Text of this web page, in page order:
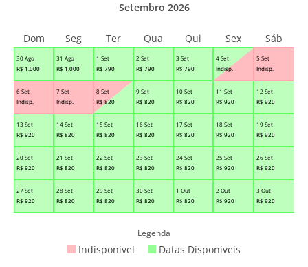
30 Ago
R$ 1.000
31 Ago
R$ 1.000
1 Set
R$ 790
2 Set
R$ 790
3 Set
R$ 790
4 Set
Indisp.
5 Set
Indisp.
6 Set
Indisp.
7 Set
Indisp.
8 Set
R$ 820
9 Set
R$ 820
10 Set
R$ 820
11 Set
R$ 920
12 Set
R$ 920
13 Set
R$ 920
14 Set
R$ 820
15 Set
R$ 820
16 Set
R$ 820
17 Set
R$ 820
18 Set
R$ 920
19 Set
R$ 920
20 Set
R$ 920
21 Set
R$ 820
22 Set
R$ 820
23 Set
R$ 820
24 Set
R$ 820
25 Set
R$ 920
26 Set
R$ 920
27 Set
R$ 920
28 Set
R$ 820
29 Set
R$ 820
30 Set
R$ 820
1 Out
R$ 820
2 Out
R$ 920
3 Out
R$ 920
Setembro 2026
Dom Seg Ter Qua Qui Sex Sáb
Legenda
Indisponível Datas Disponíveis